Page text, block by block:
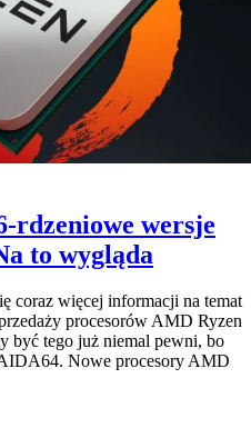
rdzeniowe wersje
to wygląda
coraz więcej informacji na temat
procesorów AMD Ryzen
być tego już niemal pewni, bo
Nowe procesory AMD